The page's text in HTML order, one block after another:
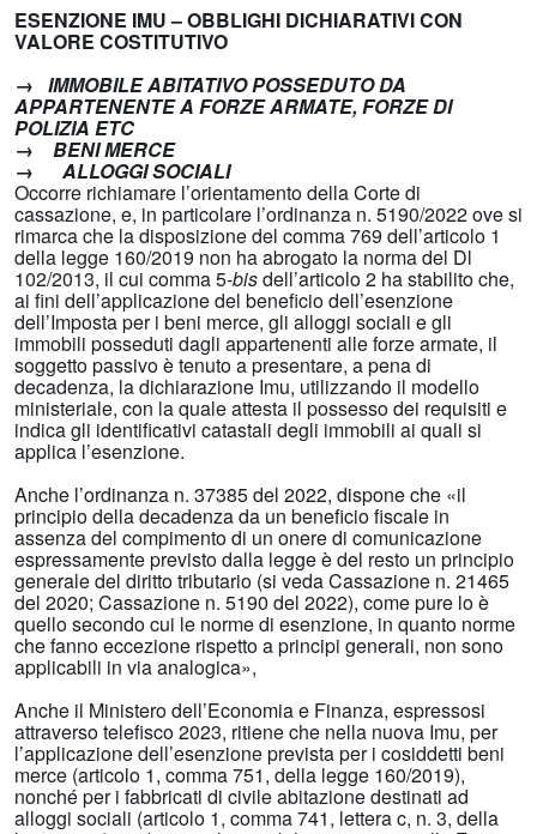
ESENZIONE IMU – OBBLIGHI DICHIARATIVI CON
VALORE COSTITUTIVO
→ IMMOBILE ABITATIVO POSSEDUTO DA
APPARTENENTE A FORZE ARMATE, FORZE DI
POLIZIA ETC
→ BENI MERCE
→ ALLOGGI SOCIALI
Occorre richiamare l’orientamento della Corte di
cassazione, e, in particolare l’ordinanza n. 5190/2022 ove si
rimarca che la disposizione del comma 769 dell’articolo 1
della legge 160/2019 non ha abrogato la norma del Dl
102/2013, il cui comma 5-bisdell’articolo 2 ha stabilito che,
ai fini dell’applicazione del beneficio dell’esenzione
dell’Imposta per i beni merce, gli alloggi sociali e gli
immobili posseduti dagli appartenenti alle forze armate, il
soggetto passivo è tenuto a presentare, a pena di
decadenza, la dichiarazione Imu, utilizzando il modello
ministeriale, con la quale attesta il possesso dei requisiti e
indica gli identificativi catastali degli immobili ai quali si
applica l’esenzione.
Anche l’ordinanza n. 37385 del 2022, dispone che «il
principio della decadenza da un beneficio fiscale in
assenza del compimento di un onere di comunicazione
espressamente previsto dalla legge è del resto un principio
generale del diritto tributario (si veda Cassazione n. 21465
del 2020; Cassazione n. 5190 del 2022), come pure lo è
quello secondo cui le norme di esenzione, in quanto norme
che fanno eccezione rispetto a principi generali, non sono
applicabili in via analogica»,
Anche il Ministero dell’Economia e Finanza, espressosi
attraverso telefisco 2023, ritiene che nella nuova Imu, per
l’applicazione dell’esenzione prevista per i cosiddetti beni
merce (articolo 1, comma 751, della legge 160/2019),
nonché per i fabbricati di civile abitazione destinati ad
alloggi sociali (articolo 1, comma 741, lettera c, n. 3, della